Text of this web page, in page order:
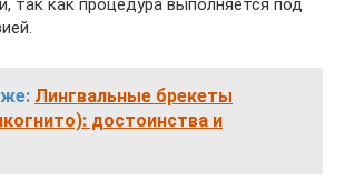
так как процедура выполняется под
Лингвальные брекеты
достоинства и